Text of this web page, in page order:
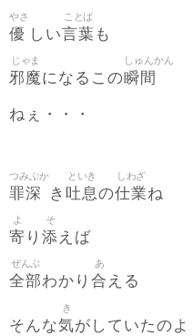
優
やさ
しい言葉
ことば
も
邪魔
じゃま
になるこの瞬間
しゅんかん
ねぇ・・・
罪深
つみぶか
き 吐息
といき
の仕業
しわざ
ね
寄
よ
り 添
そ
えば
全部
ぜんぶ
わかり 合
あ
える
そんな気
き
がしていたのよ